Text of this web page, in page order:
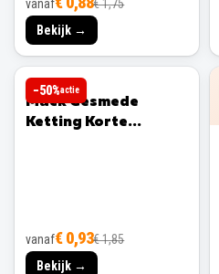
vanaf
€ 1,75
Bekijk →
−50%actie
MACK
Mack Gesmede
Ketting Korte
vanaf€ 0,93€ 1,85
Bekijk →